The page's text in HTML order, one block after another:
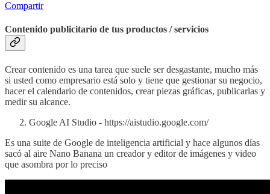
Compartir
Contenido publicitario de tus productos / servicios
Crear contenido es una tarea que suele ser desgastante, mucho más
si usted como empresario está solo y tiene que gestionar su negocio,
hacer el calendario de contenidos, crear piezas gráficas, publicarlas y
medir su alcance.
Google AI Studio - https://aistudio.google.com/
Es una suite de Google de inteligencia artificial y hace algunos días
sacó al aire Nano Banana un creador y editor de imágenes y video
que asombra por lo preciso